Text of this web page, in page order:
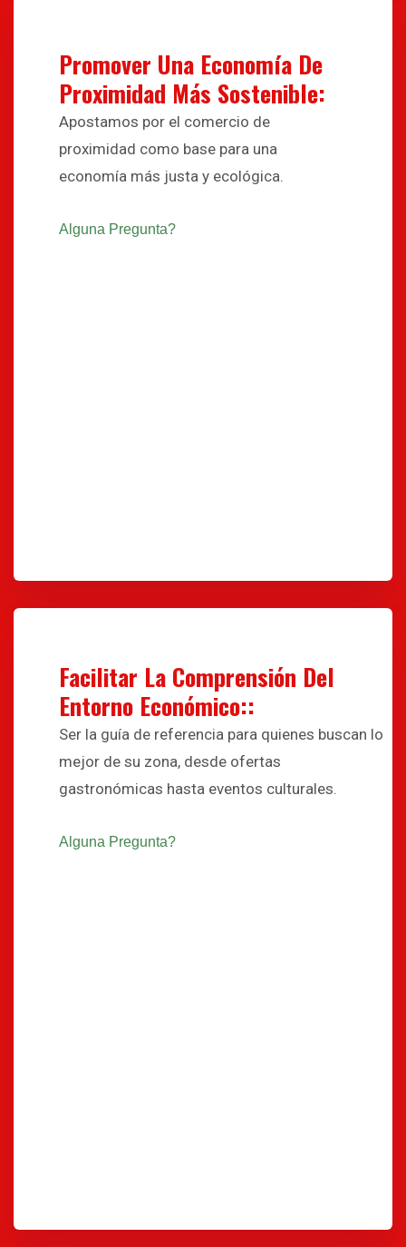
Promover Una Economía De
Proximidad Más Sostenible:
Apostamos por el comercio de
proximidad como base para una
economía más justa y ecológica.
Alguna Pregunta?
Facilitar La Comprensión Del
Entorno Económico::
Ser la guía de referencia para quienes buscan lo
mejor de su zona, desde ofertas
gastronómicas hasta eventos culturales.
Alguna Pregunta?